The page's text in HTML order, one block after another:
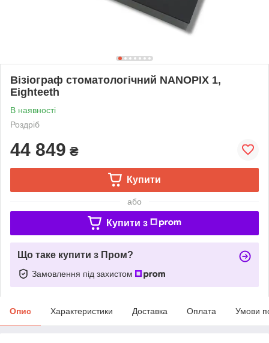
Візіограф стоматологічний NANOPIX 1,
Eighteeth
В наявності
Роздріб
44 849 ₴
Купити
або
Купити з
Що таке купити з Пром?
Замовлення під захистом
Опис Характеристики Доставка Оплата Умови